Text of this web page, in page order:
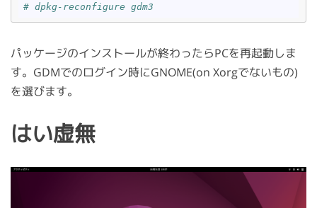
# dpkg-reconfigure gdm3
パッケージのインストールが終わったらPCを再起動しま
す。GDMでのログイン時にGNOME(on Xorgでないもの)
を選びます。
はい虚無